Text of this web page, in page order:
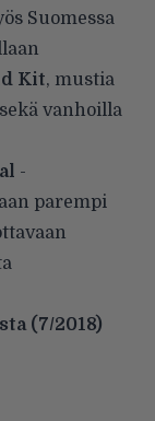
Suomessa
Kit, mustia
sekä vanhoilla
-
parempi
(7/2018)